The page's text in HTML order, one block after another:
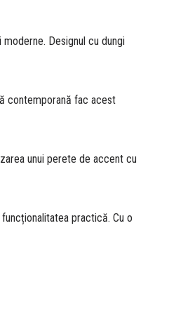
Designul cu dungi
contemporană fac acest
unui perete de accent cu
practică. Cu o